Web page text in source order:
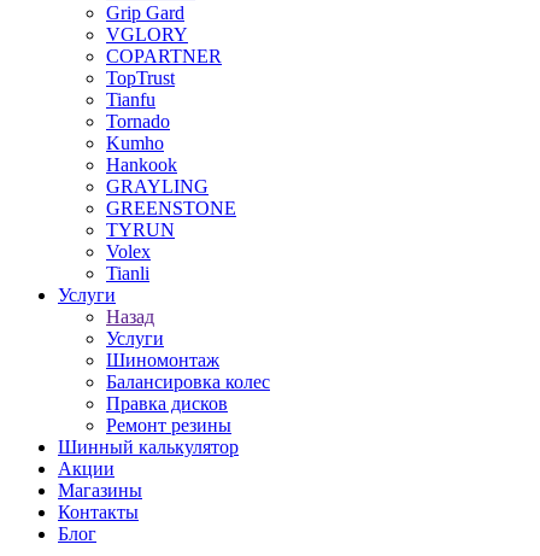
Grip Gard
VGLORY
COPARTNER
TopTrust
Tianfu
Tornado
Kumho
Hankook
GRAYLING
GREENSTONE
TYRUN
Volex
Tianli
Услуги
Назад
Услуги
Шиномонтаж
Балансировка колес
Правка дисков
Ремонт резины
Шинный калькулятор
Акции
Магазины
Контакты
Блог